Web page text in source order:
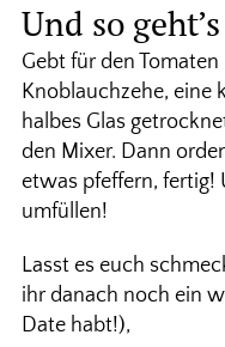
Und so geht’s
Gebt für den
Knoblauchzehe, eine
halbes Glas
den Mixer. Dann
etwas pfeffern, fertig!
umfüllen!
Lasst es euch
ihr danach noch ein
Date habt!),